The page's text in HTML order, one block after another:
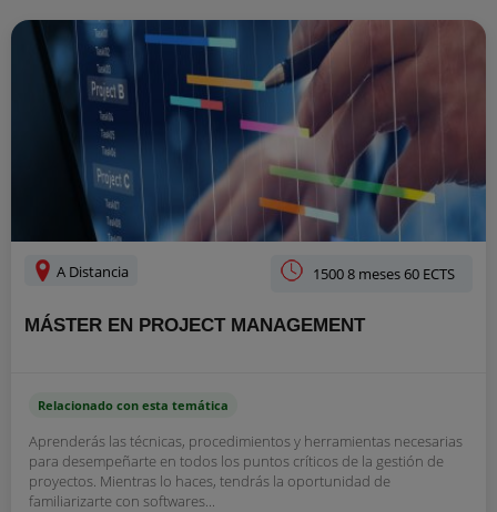
A Distancia 1500 8 meses 60 ECTS
MÁSTER EN PROJECT MANAGEMENT
Relacionado con esta temática
Aprenderás las técnicas, procedimientos y herramientas necesarias
para desempeñarte en todos los puntos críticos de la gestión de
proyectos. Mientras lo haces, tendrás la oportunidad de
familiarizarte con softwares...